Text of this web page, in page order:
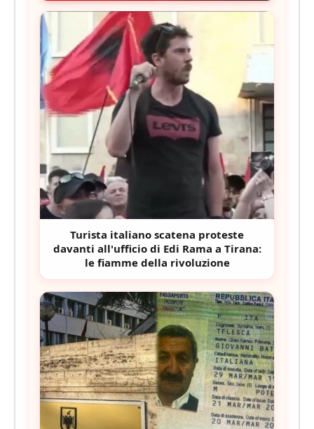
Turista italiano scatena proteste
davanti all'ufficio di Edi Rama a Tirana:
le fiamme della rivoluzione